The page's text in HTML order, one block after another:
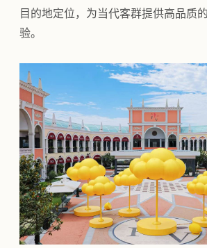
目的地定位，为当代客群提供高品质
验。